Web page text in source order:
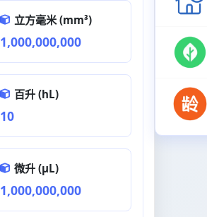
立方毫米 (mm³)
1,000,000,000
百升 (hL)
10
微升 (µL)
1,000,000,000